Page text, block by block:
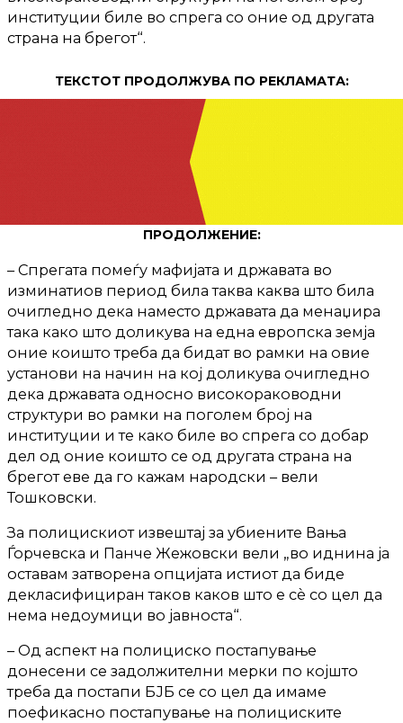
институции биле во спрега со оние од другата
страна на брегот“.
ТЕКСТОТ ПРОДОЛЖУВА ПО РЕКЛАМАТА:
ПРОДОЛЖЕНИЕ:
– Спрегата помеѓу мафијата и државата во
изминатиов период била таква каква што била
очигледно дека наместо државата да менаџира
така како што доликува на една европска земја
оние коишто треба да бидат во рамки на овие
установи на начин на кој доликува очигледно
дека државата односно високораководни
структури во рамки на поголем број на
институции и те како биле во спрега со добар
дел од оние коишто се од другата страна на
брегот еве да го кажам народски – вели
Тошковски.
За полицискиот извештај за убиените Вања
Ѓорчевска и Панче Жежовски вели „во иднина ја
оставам затворена опцијата истиот да биде
декласифициран таков каков што е сè со цел да
нема недоумици во јавноста“.
– Од аспект на полициско постапување
донесени се задолжителни мерки по којшто
треба да постапи БЈБ се со цел да имаме
поефикасно постапување на полициските